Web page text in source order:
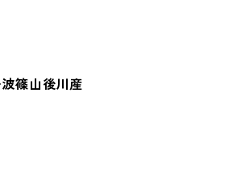
篠山後川産